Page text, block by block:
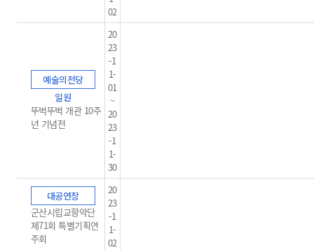
02
예술의전당
일원
뚜벅뚜벅 개관 10주
년 기념전
20
23
-1
1-
01
~
20
23
-1
1-
30
대공연장
군산시립교향악단
제71회 특별기획연
주회
20
23
-1
1-
02